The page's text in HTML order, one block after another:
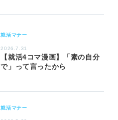
就活マナー
2026.7.31
【就活4コマ漫画】「素の自分
で」って言ったから
就活マナー